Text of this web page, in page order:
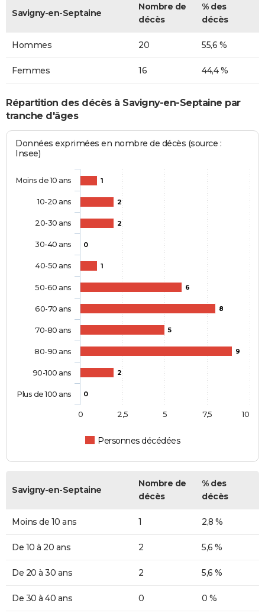
Savigny-en-Septaine
Nombre de
décès
% des
décès
Hommes 20 55,6 %
Femmes 16 44,4 %
Répartition des décès à Savigny-en-Septaine par
tranche d'âges
Données exprimées en nombre de décès (source :
Insee)
1
2
2
0
1
6
8
5
9
2
0
Personnes décédées
Moins de 10 ans
10-20 ans
20-30 ans
30-40 ans
40-50 ans
50-60 ans
60-70 ans
70-80 ans
80-90 ans
90-100 ans
Plus de 100 ans
0 10
2,5 5 7,5
Savigny-en-Septaine
Nombre de
décès
% des
décès
Moins de 10 ans 1 2,8 %
De 10 à 20 ans 2 5,6 %
De 20 à 30 ans 2 5,6 %
De 30 à 40 ans 0 0 %